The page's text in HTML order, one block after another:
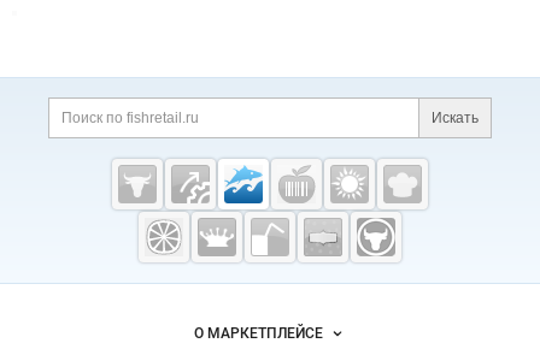
Дополнительная информация
Поиск по сайту и
Искать
Cсылки на полезные проекты
Fishretail.ru —
рыба,
морепродукты
Важные разделы и контакты
Навигация по сайтуО МАРКЕТПЛЕЙСЕ